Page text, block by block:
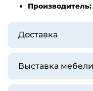
Производитель:
Доставка
Выставка мебели